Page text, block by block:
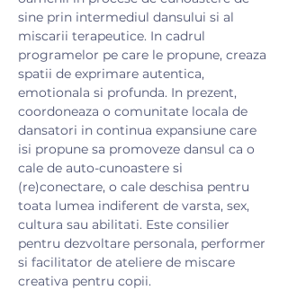
sine prin intermediul dansului si al
miscarii terapeutice. In cadrul
programelor pe care le propune, creaza
spatii de exprimare autentica,
emotionala si profunda. In prezent,
coordoneaza o comunitate locala de
dansatori in continua expansiune care
isi propune sa promoveze dansul ca o
cale de auto-cunoastere si
(re)conectare, o cale deschisa pentru
toata lumea indiferent de varsta, sex,
cultura sau abilitati. Este consilier
pentru dezvoltare personala, performer
si facilitator de ateliere de miscare
creativa pentru copii.